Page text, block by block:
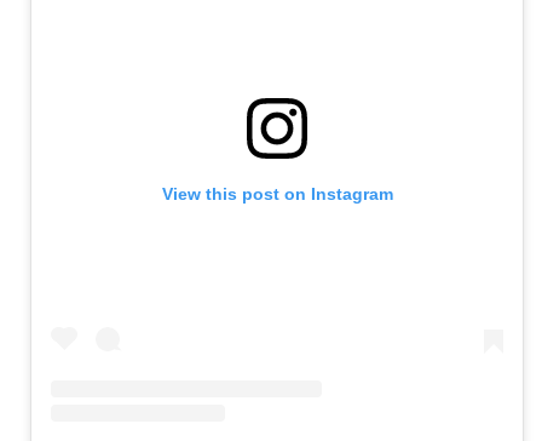
View this post on Instagram